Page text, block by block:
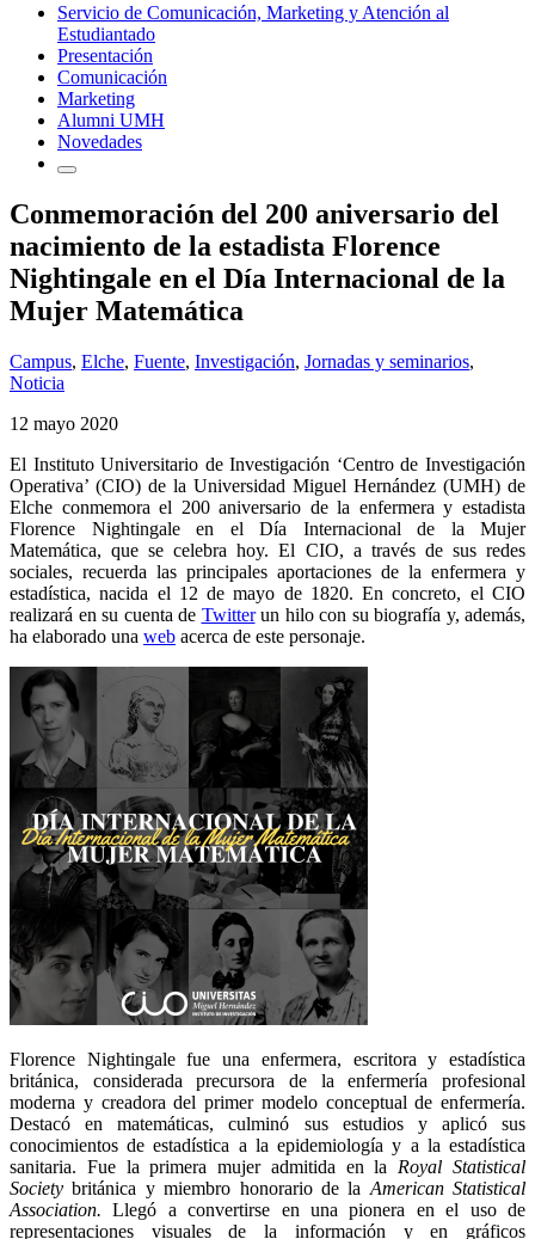
Servicio de Comunicación, Marketing y Atención al
Estudiantado
Presentación
Comunicación
Marketing
Alumni UMH
Novedades
Conmemoración del 200 aniversario del
nacimiento de la estadista Florence
Nightingale en el Día Internacional de la
Mujer Matemática
Campus, Elche, Fuente, Investigación, Jornadas y seminarios,
Noticia
12 mayo 2020
El Instituto Universitario de Investigación ‘Centro de Investigación
Operativa’ (CIO) de la Universidad Miguel Hernández (UMH) de
Elche conmemora el 200 aniversario de la enfermera y estadista
Florence Nightingale en el Día Internacional de la Mujer
Matemática, que se celebra hoy. El CIO, a través de sus redes
sociales, recuerda las principales aportaciones de la enfermera y
estadística, nacida el 12 de mayo de 1820. En concreto, el CIO
realizará en su cuenta de Twitterun hilo con su biografía y, además,
ha elaborado una web acerca de este personaje.
Florence Nightingale fue una enfermera, escritora y estadística
británica, considerada precursora de la enfermería profesional
moderna y creadora del primer modelo conceptual de enfermería.
Destacó en matemáticas, culminó sus estudios y aplicó sus
conocimientos de estadística a la epidemiología y a la estadística
sanitaria. Fue la primera mujer admitida en la Royal Statistical
Society británica y miembro honorario de la American Statistical
Association.Llegó a convertirse en una pionera en el uso de
representaciones visuales de la información y en gráficos